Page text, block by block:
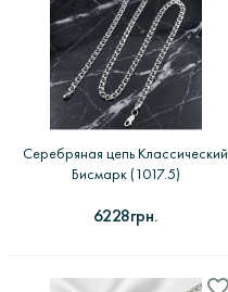
Серебряная цепь Классический
Бисмарк (1017.5)
6228грн.